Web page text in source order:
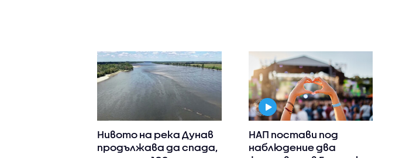
Нивото на река Дунав
продължава да спада,
НАП постави под
наблюдение два